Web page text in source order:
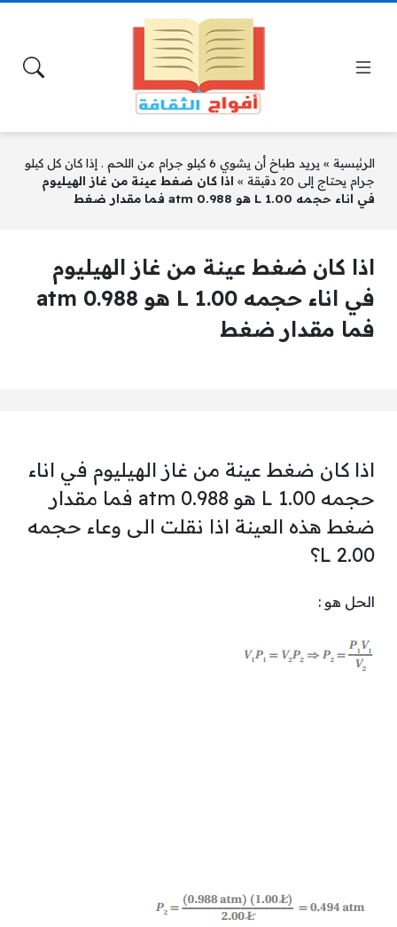
الرئيسية »
يريد طباخ أن يشوي 6 كيلو جرام من اللحم . إذا كان كل كيلو
جرام يحتاج إلى 20 دقيقة
» اذا كان ضغط عينة من غاز الهيليوم
في اناء حجمه L 1.00 هو atm 0.988 فما مقدار ضغط
اذا كان ضغط عينة من غاز الهيليوم
في اناء حجمه L 1.00 هو atm 0.988
فما مقدار ضغط
اذا كان ضغط عينة من غاز الهيليوم في اناء
حجمه L 1.00 هو atm 0.988 فما مقدار
ضغط هذه العينة اذا نقلت الى وعاء حجمه
L 2.00؟
الحل هو :